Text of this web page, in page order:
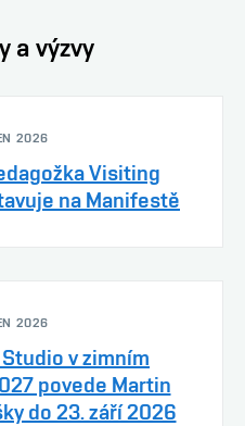
a výzvy
2026
Visiting
na Manifestě
2026
v zimním
povede Martin
do 23. září 2026